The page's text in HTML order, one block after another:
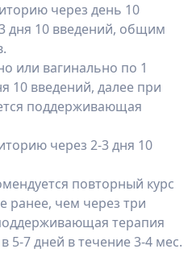
через день 10
дня 10 вве­дений, общим
или вагинально по 1
10 введе­ний, далее при
поддерживающая
через 2-3 дня 10
повторный курс
ра­нее, чем через три
терапия
5-7 дней в течение 3-4 мес.